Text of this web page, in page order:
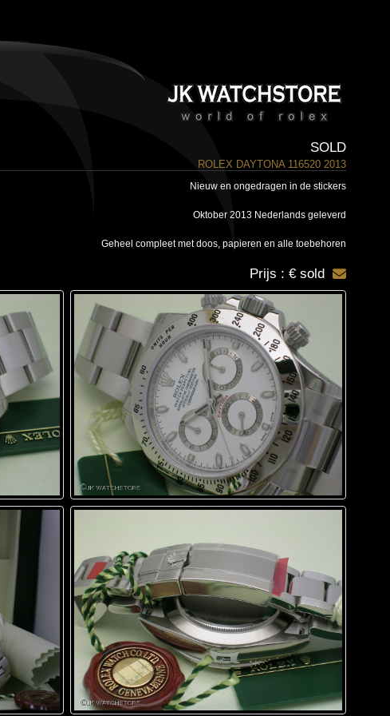
SOLD
ROLEX DAYTONA 116520 2013
Nieuw en ongedragen in de stickers
Oktober 2013 Nederlands geleverd
Geheel compleet met doos, papieren en alle toebehoren
Prijs : € sold